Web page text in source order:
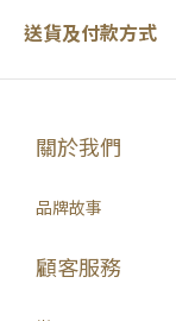
送貨及付款方式
關於我們
品牌故事
顧客服務